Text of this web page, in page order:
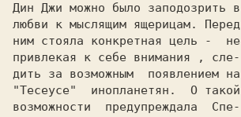
Дин Джи можно было заподозрить в
любви к мыслящим ящерицам. Перед
ним стояла конкретная цель -  не
привлекая к себе внимания , сле-
дить за возможным  появлением на
"Тесеусе"  инопланетян.  О такой
возможности  предупреждала  Спе-